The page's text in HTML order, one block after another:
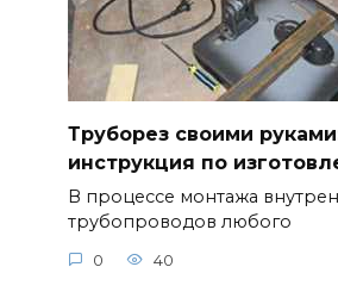
Труборез своими
инструкция по
В процессе монтажа
трубопроводов любого
0 40